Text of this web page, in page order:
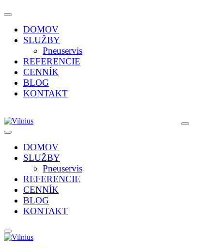
DOMOV
SLUŽBY
Pneuservis
REFERENCIE
CENNÍK
BLOG
KONTAKT
DOMOV
SLUŽBY
Pneuservis
REFERENCIE
CENNÍK
BLOG
KONTAKT